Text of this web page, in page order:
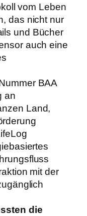
vom Leben
das nicht nur
und Bücher
auch eine
BAA
an
Land,
mit der
die